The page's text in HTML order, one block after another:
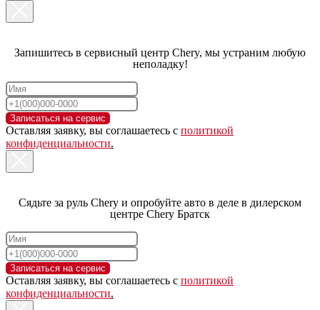
Запишитесь в сервисный центр Chery, мы устраним любую
неполадку!
Записаться на сервис
Оставляя заявку, вы соглашаетесь с политикой
конфиденциальности.
Сядьте за руль Chery и опробуйте авто в деле в дилерском
центре Chery Братск
Записаться на сервис
Оставляя заявку, вы соглашаетесь с политикой
конфиденциальности.